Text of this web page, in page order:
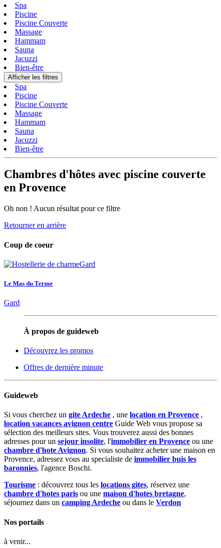
Spa
Piscine
Piscine Couverte
Massage
Hammam
Sauna
Jacuzzi
Bien-être
Afficher les filtres
Spa
Piscine
Piscine Couverte
Massage
Hammam
Sauna
Jacuzzi
Bien-être
Chambres d'hôtes avec piscine couverte
en Provence
Oh non ! Aucun résultat pour ce filtre
Retourner en arrière
Coup de coeur
Le Mas du Terme
Gard
À propos de guideweb
Découvrez les promos
Offres de dernière minute
Guideweb
Si vous cherchez un gite Ardeche , une location en Provence ,
location vacances avignon centre Guide Web vous propose sa
sélection des meilleurs sites. Vous trouverez aussi des bonnes
adresses pour un sejour insolite, l'immobilier en Provence ou une
chambre d'hote Avignon. Si vous souhaitez acheter une maison en
Provence, adressez vous au specialiste de immobilier buis les
baronnies, l'agence Boschi.
Tourisme : découvrez tous les locations gites, réservez une
chambre d'hotes paris ou une maison d'hotes bretagne,
séjournez dans un camping Ardeche ou dans le Verdon
Nos portails
à venir...